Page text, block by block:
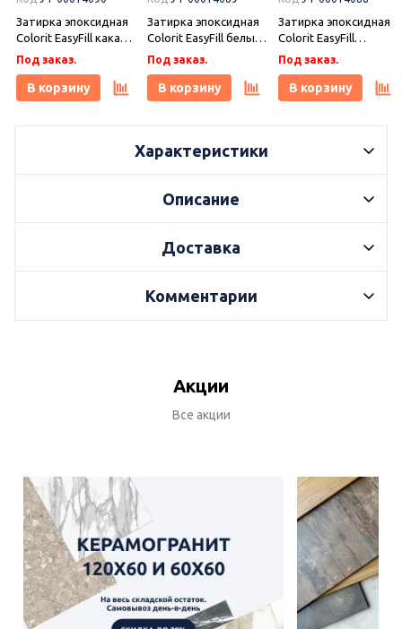
Затирка эпоксидная
Colorit EasyFill какао 1
кг, Плитонит
Под заказ.
В корзину
Затирка эпоксидная
Colorit EasyFill белый
1 кг, Плитонит
Под заказ.
В корзину
Затирка эпоксидная
Colorit EasyFill
бежевый 1 кг,
Плитонит
Под заказ.
В корзину
Характеристики
Описание
Доставка
Комментарии
Акции
Все акции